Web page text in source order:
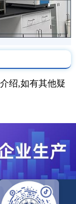
绍,如有其他疑